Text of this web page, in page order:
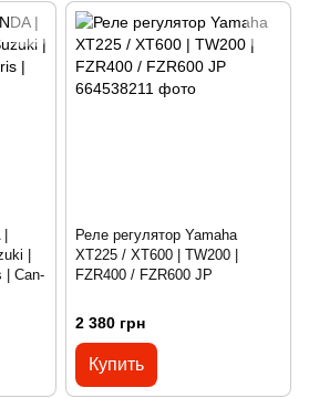
|
|
| Can-
Реле регулятор Yamaha
XT225 / XT600 | TW200 |
FZR400 / FZR600 JP
2 380 грн
Купить